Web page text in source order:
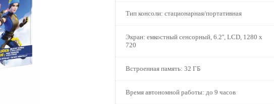
Тип консоли: стационарная/портативная
Экран: емкостный сенсорный, 6.2'', LCD, 1280 x
720
Встроенная память: 32 ГБ
Время автономной работы: до 9 часов